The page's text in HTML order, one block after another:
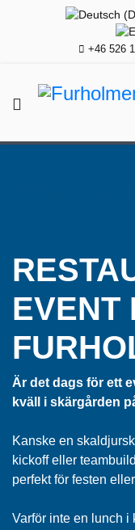
+46 526
EVENT
Är det dags för ett
kväll i skärgården
Kanske en
kickoff eller
perfekt för festen
Varför inte en lunch